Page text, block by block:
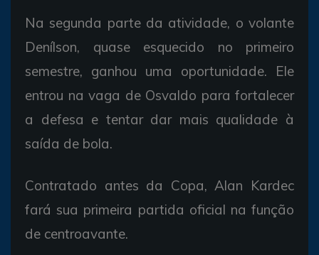
Na segunda parte da atividade, o volante
Denílson, quase esquecido no primeiro
semestre, ganhou uma oportunidade. Ele
entrou na vaga de Osvaldo para fortalecer
a defesa e tentar dar mais qualidade à
saída de bola.
Contratado antes da Copa, Alan Kardec
fará sua primeira partida oficial na função
de centroavante.